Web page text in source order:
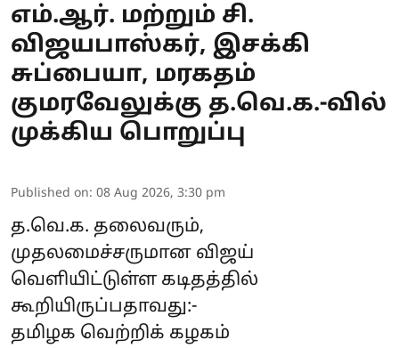
எம்.ஆர். மற்றும் சி.
விஜயபாஸ்கர், இசக்கி
சுப்பையா, மரகதம்
குமரவேலுக்கு த.வெ.க.-வில்
முக்கிய பொறுப்பு
Published on: 08 Aug 2026, 3:30 pm
த.வெ.க. தலைவரும்,
முதலமைச்சருமான விஜய்
வெளியிட்டுள்ள கடிதத்தில்
கூறியிருப்பதாவது:-
தமிழக வெற்றிக் கழகம்